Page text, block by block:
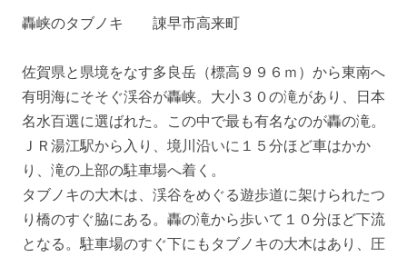
轟峡のタブノキ 諌早市高来町
佐賀県と県境をなす多良岳（標高９９６ｍ）から東南へ
有明海にそそぐ渓谷が轟峡。大小３０の滝があり、日本
名水百選に選ばれた。この中で最も有名なのが轟の滝。
ＪＲ湯江駅から入り、境川沿いに１５分ほど車はかか
り、滝の上部の駐車場へ着く。
タブノキの大木は、渓谷をめぐる遊歩道に架けられたつ
り橋のすぐ脇にある。轟の滝から歩いて１０分ほど下流
となる。駐車場のすぐ下にもタブノキの大木はあり、圧